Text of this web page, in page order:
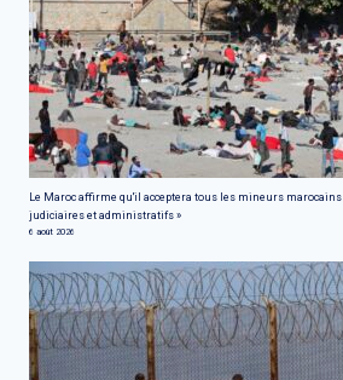
Le Maroc affirme qu'il acceptera tous les mineurs marocains
judiciaires et administratifs »
6 août 2026